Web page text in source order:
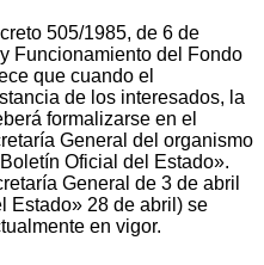
505/1985, de 6 de
Funcionamiento del Fondo
que cuando el
de los interesados, la
formalizarse en el
General del organismo
Oficial del Estado».
General de 3 de abril
Estado» 28 de abril) se
en vigor.